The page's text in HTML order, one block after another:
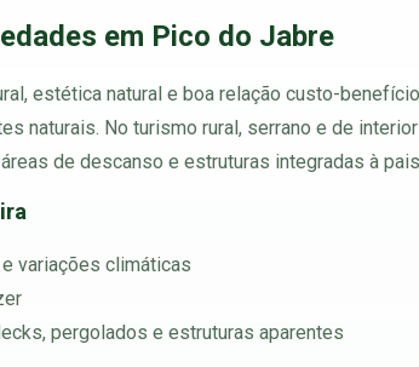
em Pico do Jabre
estética natural e boa relação custo-
naturais. No turismo rural, serrano e de
de descanso e estruturas integradas à
variações climáticas
pergolados e estruturas aparentes